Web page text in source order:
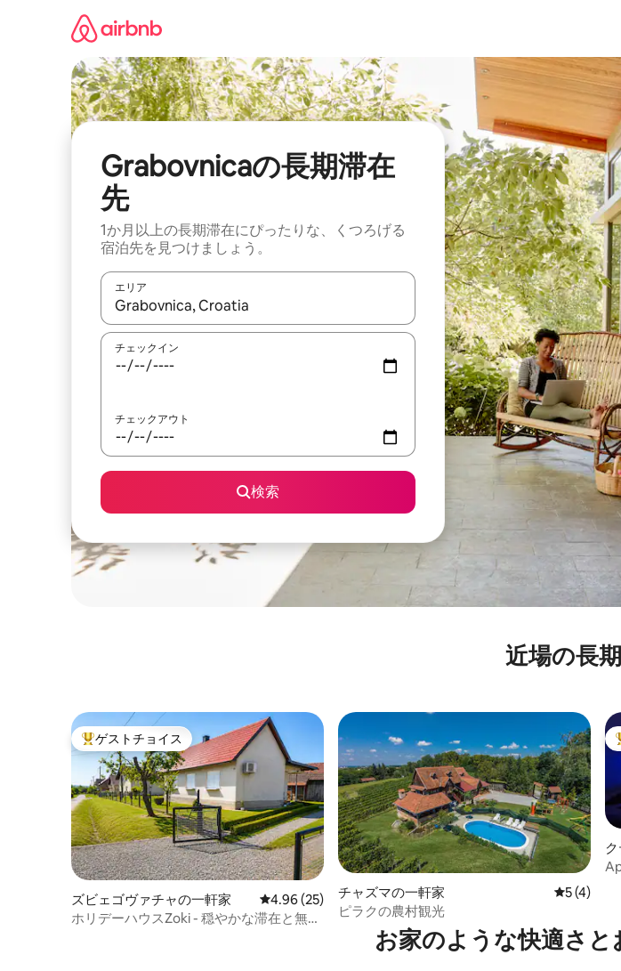
Grabovnicaの長期滞在
先
1か月以上の長期滞在にぴったりな、くつろげる
宿泊先を見つけましょう。
エリア
検索結果が表示されたら、上下の矢印キーを使って移動するか、画面をタッチまたはスワ
チェックイン
チェックアウト
検索
近場の長
大好評のゲストチョイスです。
ゲストチョイス
ズビェゴヴァチャの一軒家 レビュー25件、5つ星中4.96つ星の平均評価
4.96 (25)
ホリデーハウスZoki - 穏やかな滞在と無料
チャズマの一軒家 レビュー4
5 (4)
ピラクの農村観光
お家のような快⁠適⁠さ⁠